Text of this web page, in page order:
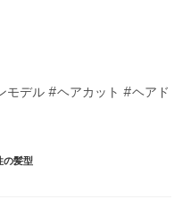
デル #ヘアカット #ヘアド
の髪型